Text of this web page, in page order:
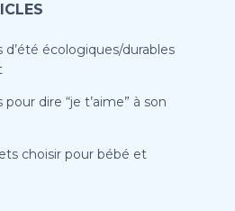
écologiques/durables
dire “je t’aime” à son
choisir pour bébé et